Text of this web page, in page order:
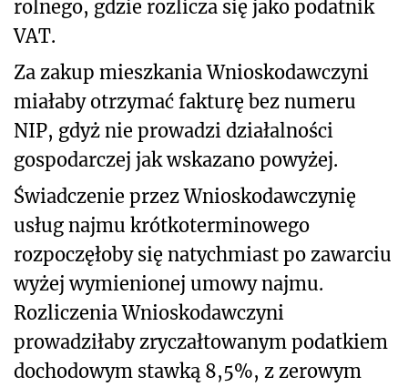
rolnego, gdzie rozlicza się jako podatnik
VAT.
Za zakup mieszkania Wnioskodawczyni
miałaby otrzymać fakturę bez numeru
NIP, gdyż nie prowadzi działalności
gospodarczej jak wskazano powyżej.
Świadczenie przez Wnioskodawczynię
usług najmu krótkoterminowego
rozpoczęłoby się natychmiast po zawarciu
wyżej wymienionej umowy najmu.
Rozliczenia Wnioskodawczyni
prowadziłaby zryczałtowanym podatkiem
dochodowym stawką 8,5%, z zerowym